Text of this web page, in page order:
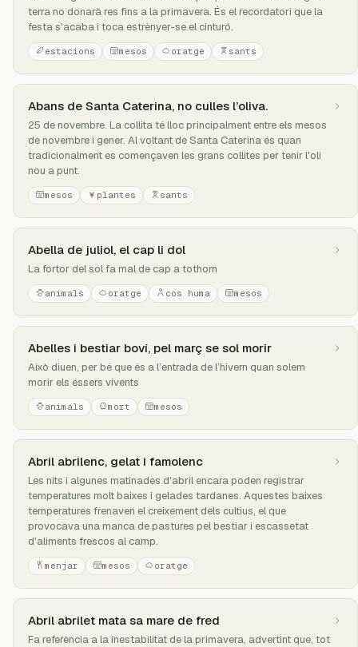
terra no donarà res fins a la primavera. És el recordatori que la
festa s'acaba i toca estrènyer-se el cinturó.
estacions mesos oratge sants
Abans de Santa Caterina, no culles l’oliva.
25 de novembre. La collita té lloc principalment entre els mesos
de novembre i gener. Al voltant de Santa Caterina és quan
tradicionalment es començaven les grans collites per tenir l'oli
nou a punt.
mesos plantes sants
Abella de juliol, el cap li dol
La fortor del sol fa mal de cap a tothom
animals oratge cos huma mesos
Abelles i bestiar boví, pel març se sol morir
Això diuen, per bé que és a l’entrada de l’hivern quan solem
morir els éssers vivents
animals mort mesos
Abril abrilenc, gelat i famolenc
Les nits i algunes matinades d'abril encara poden registrar
temperatures molt baixes i gelades tardanes. Aquestes baixes
temperatures frenaven el creixement dels cultius, el que
provocava una manca de pastures pel bestiar i escassetat
d'aliments frescos al camp.
menjar mesos oratge
Abril abrilet mata sa mare de fred
Fa referència a la inestabilitat de la primavera, advertint que, tot